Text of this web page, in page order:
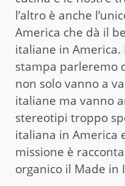
l’altro è anche
America che dà il
italiane in America.
stampa parleremo
non solo vanno a
italiane ma vanno
stereotipi troppo
italiana in America
missione è
organico il Made in